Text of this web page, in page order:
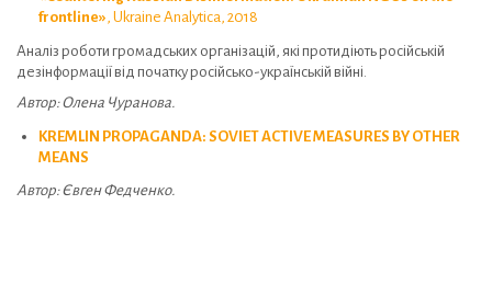
frontline», Ukraine Analytica, 2018
Аналіз роботи громадських організацій, які протидіють російській
дезінформації від початку російсько-українській війні.
Автор: Олена Чуранова.
KREMLIN PROPAGANDA: SOVIET ACTIVE MEASURES BY OTHER
MEANS
Автор: Євген Федченко.